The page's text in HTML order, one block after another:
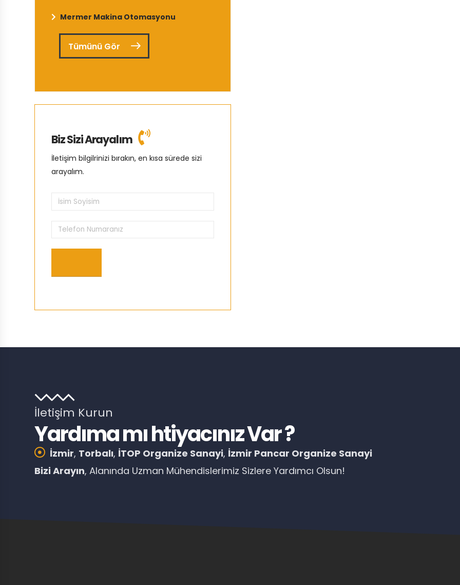
Mermer Makina Otomasyonu
Tümünü Gör
Biz Sizi Arayalım
İletişim bilgilrinizi bırakın, en kısa sürede sizi
arayalım.
İletişim Kurun
Yardıma mı htiyacınız Var ?
İzmir, Torbalı, İTOP Organize Sanayi, İzmir Pancar Organize Sanayi
Bizi Arayın, Alanında Uzman Mühendislerimiz Sizlere Yardımcı Olsun!